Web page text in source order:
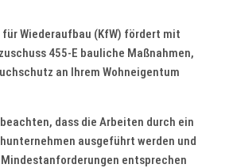
Wiederaufbau (KfW) fördert mit
455-E bauliche Maßnahmen,
an Ihrem Wohn­eigentum
dass die Arbeiten durch ein
ausgeführt werden und
entsprechen